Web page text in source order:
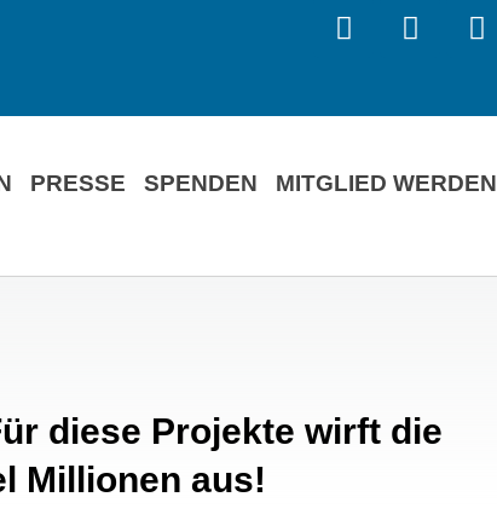
PRESSE SPENDEN MITGLIED WERDEN
diese Projekte wirft die
Millionen aus!